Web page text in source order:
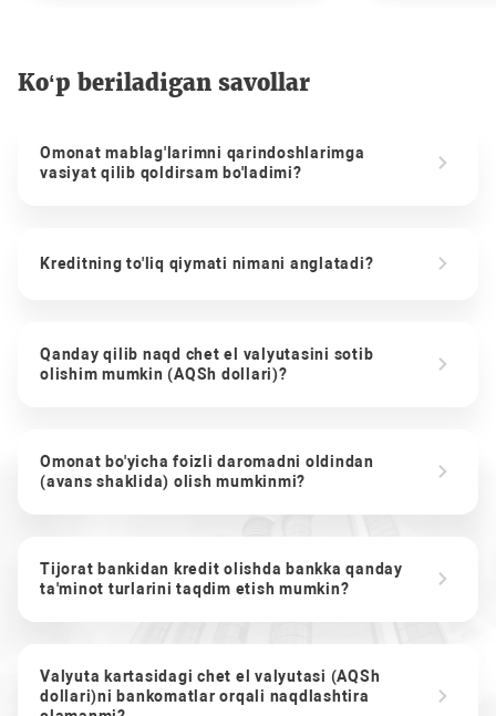
Ko‘p beriladigan savollar
Omonat mablag'larimni qarindoshlarimga
vasiyat qilib qoldirsam bo'ladimi?
Kreditning to'liq qiymati nimani anglatadi?
Qanday qilib naqd chet el valyutasini sotib
olishim mumkin (AQSh dollari)?
Omonat bo'yicha foizli daromadni oldindan
(avans shaklida) olish mumkinmi?
Tijorat bankidan kredit olishda bankka qanday
ta'minot turlarini taqdim etish mumkin?
Valyuta kartasidagi chet el valyutasi (AQSh
dollari)ni bankomatlar orqali naqdlashtira